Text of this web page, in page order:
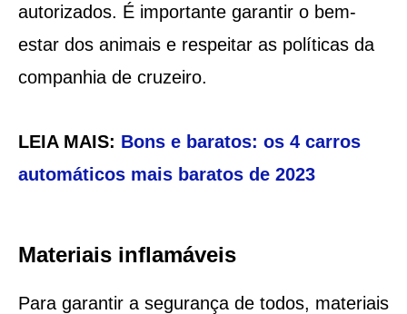
autorizados. É importante garantir o bem-
estar dos animais e respeitar as políticas da
companhia de cruzeiro.
LEIA MAIS: Bons e baratos: os 4 carros
automáticos mais baratos de 2023
Materiais inflamáveis
Para garantir a segurança de todos, materiais